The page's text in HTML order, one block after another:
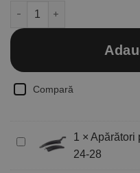
Cantitate Bicicleta MTB
Compară
Apărători
1 × Apărători
24-28